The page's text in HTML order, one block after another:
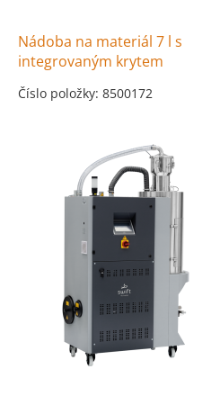
Nádoba na materiál 7 l s
integrovaným krytem
Číslo položky: 8500172